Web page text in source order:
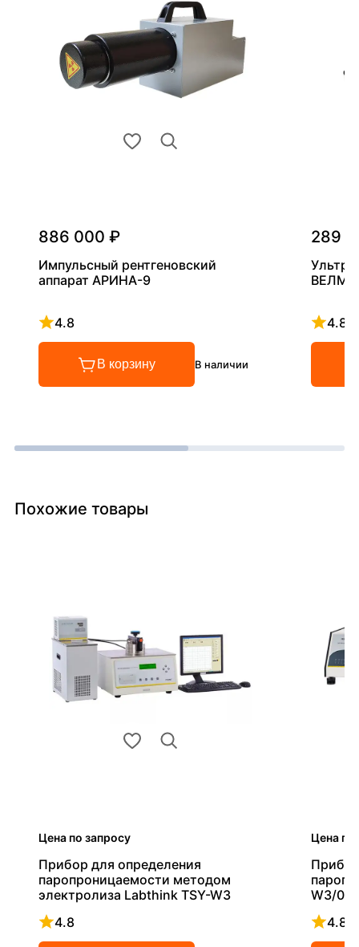
886 000 ₽
Импульсный рентгеновский
аппарат АРИНА-9
4.8
Рейтинг 4.8 из 5
В корзину В наличии
289
4.8
Похожие товары
Цена по запросу
Прибор для определения
паропроницаемости методом
электролиза Labthink TSY-W3
4.8
Рейтинг 4.8 из 5
Цена по
W3/
4.8